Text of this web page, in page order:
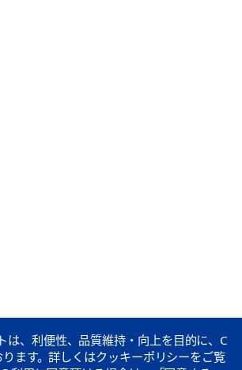
は、利便性、品質維持・向上を目的に、C
ます。詳しくはクッキーポリシーをご覧